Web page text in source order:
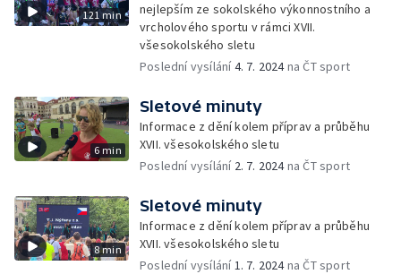
121 min
nejlepším ze sokolského výkonnostního a
vrcholového sportu v rámci XVII.
všesokolského sletu
Poslední vysílání4. 7. 2024na ČT sport
6 min
Sletové minuty
Informace z dění kolem příprav a průběhu
XVII. všesokolského sletu
Poslední vysílání 2. 7. 2024na ČT sport
8 min
Sletové minuty
Informace z dění kolem příprav a průběhu
XVII. všesokolského sletu
Poslední vysílání1. 7. 2024na ČT sport